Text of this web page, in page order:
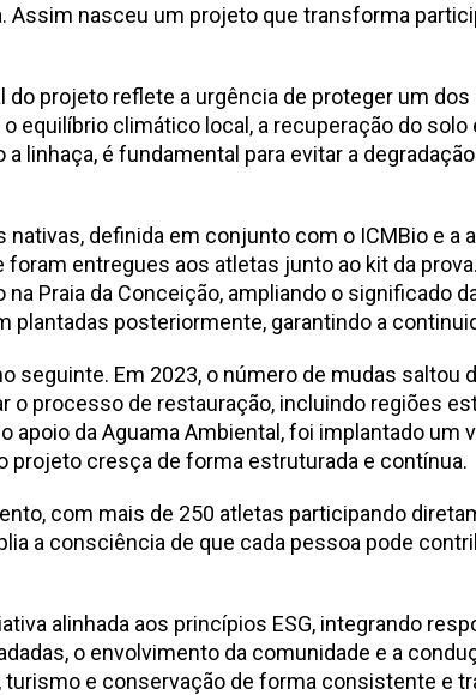
nasceu um projeto que transforma
projeto reflete a urgência de proteger um
climático local, a recuperação do solo
linhaça, é fundamental para evitar a
definida em conjunto com o ICMBio e a
entregues aos atletas junto ao kit da
Praia da Conceição, ampliando o significado
posteriormente, garantindo a
seguinte. Em 2023, o número de mudas saltou
o processo de restauração, incluindo regiões
apoio da Aguama Ambiental, foi implantado
projeto cresça de forma estruturada e contínua.
com mais de 250 atletas participando
a consciência de que cada pessoa pode
alinhada aos princípios ESG, integrando
o envolvimento da comunidade e a
e conservação de forma consistente e